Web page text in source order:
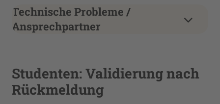
Technische Probleme /
Ansprechpartner
Studenten: Validierung nach
Rückmeldung